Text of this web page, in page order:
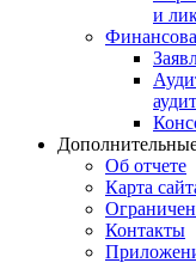
и
Об отчете
Карта
Контакты